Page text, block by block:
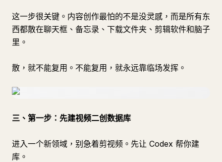
这一步很关键。内容创作最怕的不是没灵感，而是所有东
西都散在聊天框、备忘录、下载文件夹、剪辑软件和脑子
里。
散，就不能复用。不能复用，就永远靠临场发挥。
三、第一步：先建视频二创数据库
进入一个新领域，别急着剪视频。先让 Codex 帮你建
库。